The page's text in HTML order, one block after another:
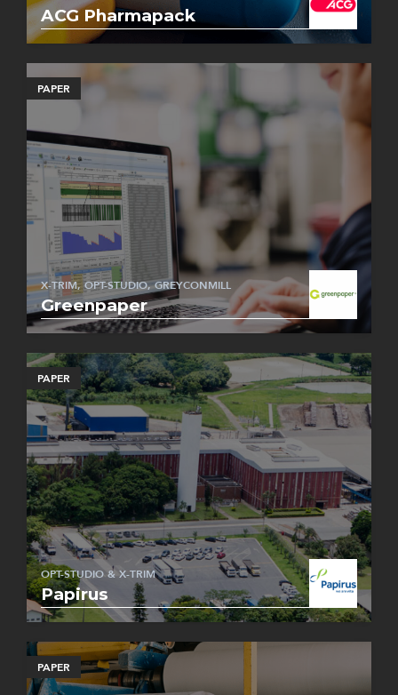
ACG Pharmapack
PAPER
X-TRIM, OPT-STUDIO, GREYCONMILL
Greenpaper
PAPER
OPT-STUDIO & X-TRIM
Papirus
PAPER